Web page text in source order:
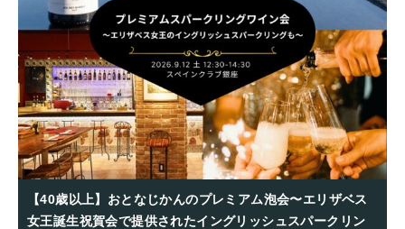
【40歳以上】おとなじかんのプレミアム泡会〜エリザベス
女王誕生祝賀会で提供されたイングリッシュスパークリン